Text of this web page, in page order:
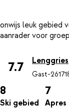
onwijs leuk gebied
7.7 Lenggries
Gast-2617
8
Ski gebied
7
Apres